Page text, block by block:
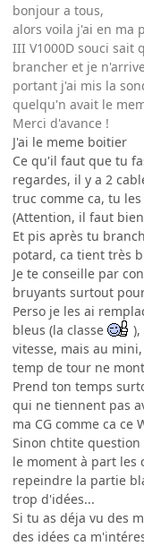
bonjour a tous,
alors voila j'ai en ma
III V1000D souci sait
brancher et je
portant j'ai mis la
quelqu'n avait le
Merci d'avance !
J'ai le meme boitier
Ce qu'il faut que tu
regardes, il y a 2
truc comme ca, tu
(Attention, il faut
Et pis après tu
potard, ca tient très
Je te conseille par
bruyants surtout
Perso je les ai
bleus (la classe
vitesse, mais au
temp de tour ne
Prend ton temps
qui ne tiennent pas
ma CG comme ca ce
Sinon chtite
le moment à part les
repeindre la partie
trop d'idées...
Si tu as déja vu des
des idées ca